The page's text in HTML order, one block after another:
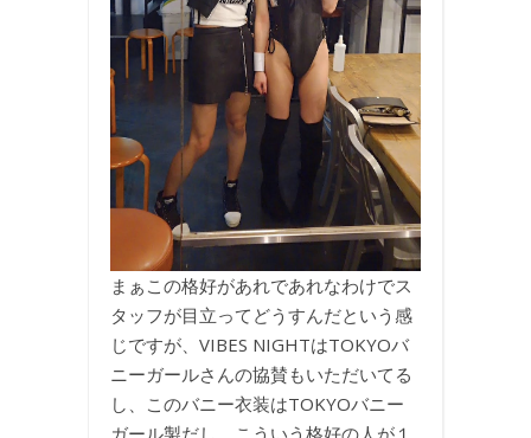
まぁこの格好があれであれなわけでス
タッフが目立ってどうすんだという感
じですが、VIBES NIGHTはTOKYOバ
ニーガールさんの協賛もいただいてる
し、このバニー衣装はTOKYOバニー
ガール製だし、こういう格好の人が１